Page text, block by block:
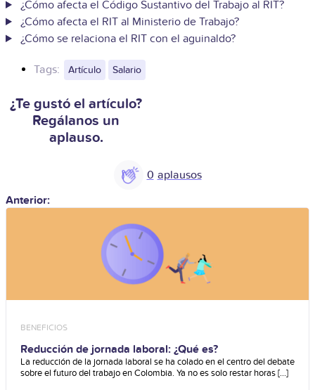
¿Cómo afecta el Código Sustantivo del Trabajo al RIT?
¿Cómo afecta el RIT al Ministerio de Trabajo?
¿Cómo se relaciona el RIT con el aguinaldo?
Tags: Artículo Salario
¿Te gustó el artículo?
Regálanos un
aplauso.
0
Anterior:
BENEFICIOS
Reducción de jornada laboral: ¿Qué es?
La reducción de la jornada laboral se ha colado en el centro del debate
sobre el futuro del trabajo en Colombia. Ya no es solo restar horas [...]